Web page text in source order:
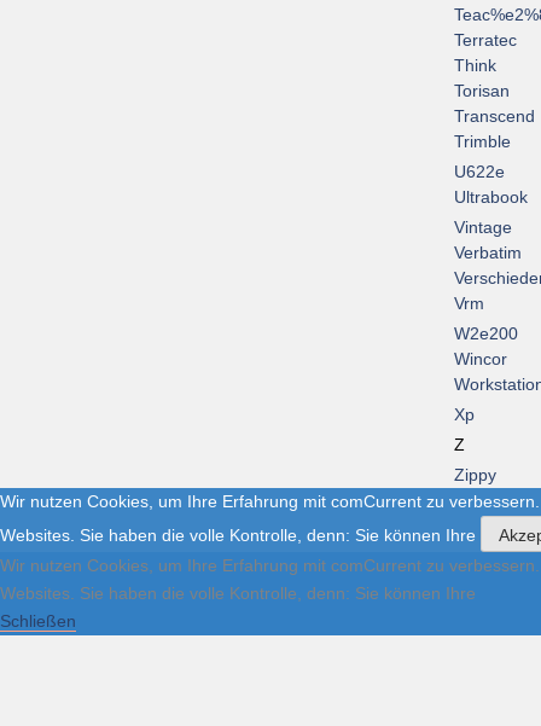
Terratec
Think
Torisan
Transcend
Trimble
U622e
Ultrabook
Vintage
Verbatim
Vrm
W2e200
Wincor
Xp
Z
Zippy
Wir nutzen Cookies, um Ihre Erfahrung mit comCurrent zu
Websites. Sie haben die volle Kontrolle, denn: Sie können Ihre
Wir nutzen Cookies, um Ihre Erfahrung mit comCurrent zu
Websites. Sie haben die volle Kontrolle, denn: Sie können Ihre
Schließen